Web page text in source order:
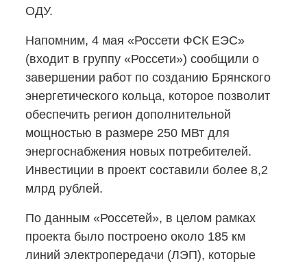
ОДУ.
Напомним, 4 мая «Россети ФСК ЕЭС»
(входит в группу «Россети») сообщили о
завершении работ по созданию Брянского
энергетического кольца, которое позволит
обеспечить регион дополнительной
мощностью в размере 250 МВт для
энергоснабжения новых потребителей.
Инвестиции в проект составили более 8,2
млрд рублей.
По данным «Россетей», в целом рамках
проекта было построено около 185 км
линий электропередачи (ЛЭП), которые